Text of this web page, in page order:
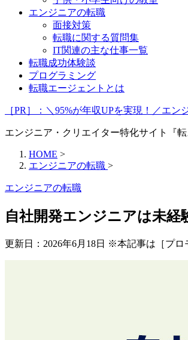
エンジニアの転職
面接対策
転職に関する質問集
IT関連の主な仕事一覧
転職成功体験談
プログラミング
転職エージェントとは
［PR］：＼95%が年収UPを実現！／エ
エンジニア・クリエイター特化サイト『
HOME >
エンジニアの転職 >
エンジニアの転職
自社開発エンジニアは未
更新日： 2026年6月18日 ※本記事は［プロ